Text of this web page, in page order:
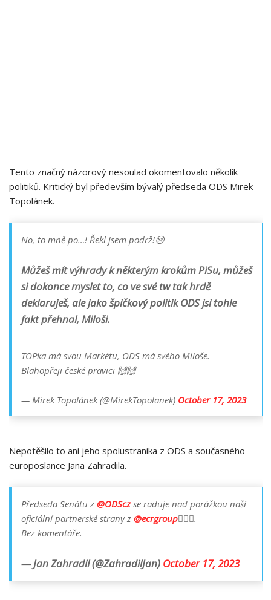
Tento značný názorový nesoulad okomentovalo několik
politiků. Kritický byl především bývalý předseda ODS Mirek
Topolánek.
No, to mně po…! Řekl jsem podrž!😢
Můžeš mít výhrady k některým krokům PiSu, můžeš
si dokonce myslet to, co ve své tw tak hrdě
deklaruješ, ale jako špičkový politik ODS jsi tohle
fakt přehnal, Miloši.
TOPka má svou Markétu, ODS má svého Miloše.
Blahopřeji české pravici 🙌🙌
— Mirek Topolánek (@MirekTopolanek) October 17, 2023
Nepotěšilo to ani jeho spolustraníka z ODS a současného
europoslance Jana Zahradila.
Předseda Senátu z @ODSczse raduje nad porážkou naší
oficiální partnerské strany z @ecrgroup🤷🏻‍♂️.
Bez komentáře.
— Jan Zahradil (@ZahradilJan) October 17, 2023